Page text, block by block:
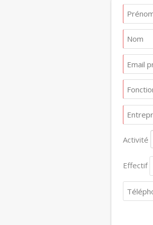
Activité
Effectif